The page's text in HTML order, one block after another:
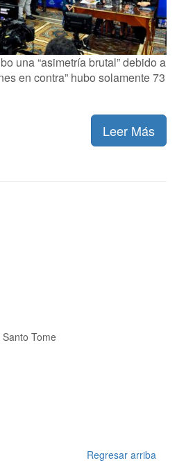
una “asimetría brutal” debido a
en contra” hubo solamente 73
Leer Más
Tome
Regresar arriba